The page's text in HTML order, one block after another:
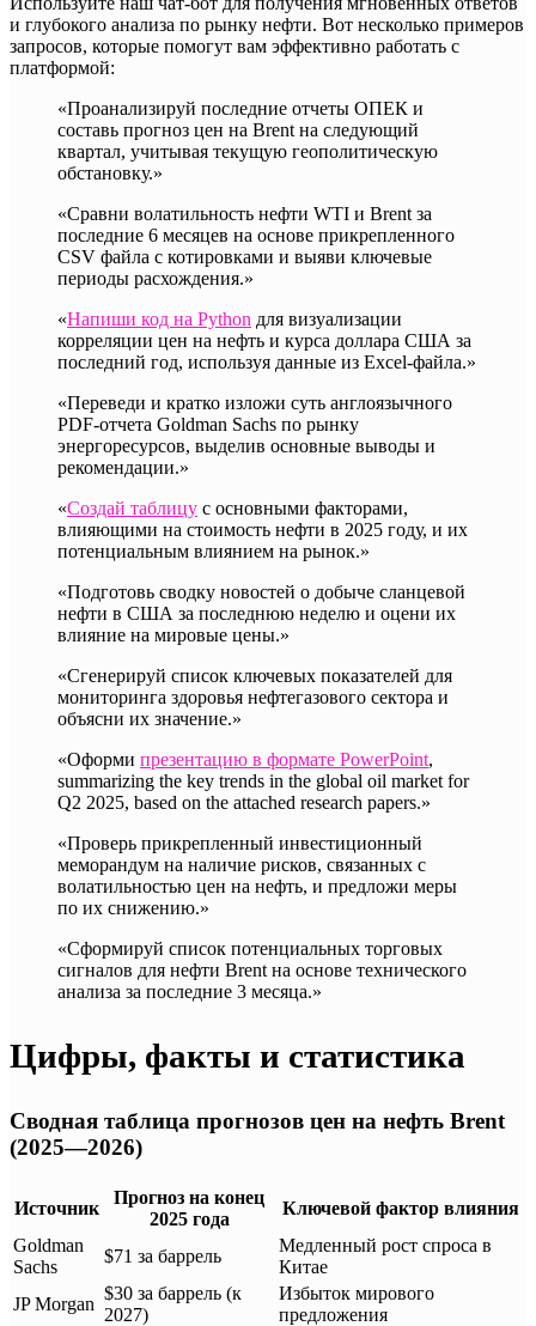
и глубокого анализа по рынку нефти. Вот несколько примеров
запросов, которые помогут вам эффективно работать с
платформой:
«Проанализируй последние отчеты ОПЕК и
составь прогноз цен на Brent на следующий
квартал, учитывая текущую геополитическую
обстановку.»
«Сравни волатильность нефти WTI и Brent за
последние 6 месяцев на основе прикрепленного
CSV файла с котировками и выяви ключевые
периоды расхождения.»
«Напиши код на Python для визуализации
корреляции цен на нефть и курса доллара США за
последний год, используя данные из Excel-файла.»
«Переведи и кратко изложи суть англоязычного
PDF-отчета Goldman Sachs по рынку
энергоресурсов, выделив основные выводы и
рекомендации.»
«Создай таблицу с основными факторами,
влияющими на стоимость нефти в 2025 году, и их
потенциальным влиянием на рынок.»
«Подготовь сводку новостей о добыче сланцевой
нефти в США за последнюю неделю и оцени их
влияние на мировые цены.»
«Сгенерируй список ключевых показателей для
мониторинга здоровья нефтегазового сектора и
объясни их значение.»
«Оформи презентацию в формате PowerPoint,
summarizing the key trends in the global oil market for
Q2 2025, based on the attached research papers.»
«Проверь прикрепленный инвестиционный
меморандум на наличие рисков, связанных с
волатильностью цен на нефть, и предложи меры
по их снижению.»
«Сформируй список потенциальных торговых
сигналов для нефти Brent на основе технического
анализа за последние 3 месяца.»
Цифры, факты и статистика
Сводная таблица прогнозов цен на нефть Brent
(2025—2026)
Источник
Прогноз на конец
2025 года
Ключевой фактор влияния
Goldman
Sachs
$71 за баррель
Медленный рост спроса в
Китае
JP Morgan
$30 за баррель (к
2027)
Избыток мирового
предложения